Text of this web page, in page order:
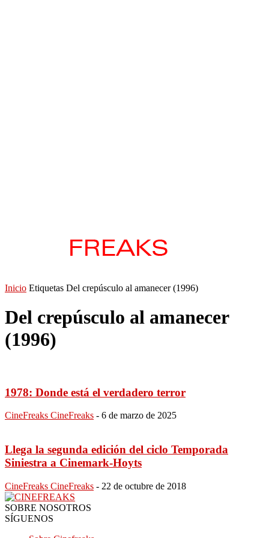
Inicio Etiquetas Del crepúsculo al amanecer (1996)
Del crepúsculo al amanecer
(1996)
1978: Donde está el verdadero terror
CineFreaks CineFreaks - 6 de marzo de 2025
Llega la segunda edición del ciclo Temporada
Siniestra a Cinemark-Hoyts
CineFreaks CineFreaks - 22 de octubre de 2018
SOBRE NOSOTROS
SÍGUENOS